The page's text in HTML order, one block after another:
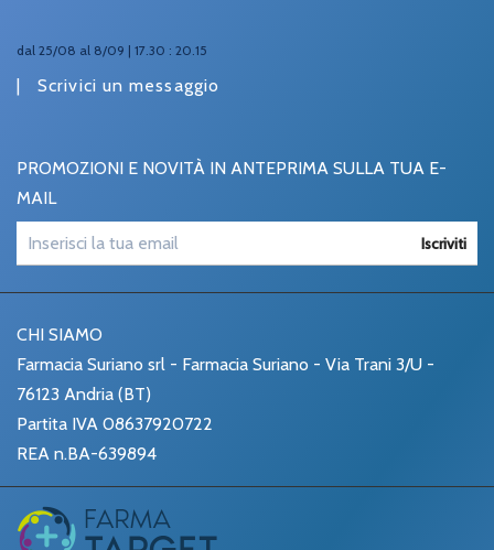
dal 25/08 al 8/09 | 17.30 : 20.15
| Scrivici un messaggio
PROMOZIONI E NOVITÀ IN ANTEPRIMA SULLA TUA E-
MAIL
Iscriviti
CHI SIAMO
Farmacia Suriano srl - Farmacia Suriano - Via Trani 3/U -
76123 Andria (BT)
Partita IVA 08637920722
REA n.BA-639894